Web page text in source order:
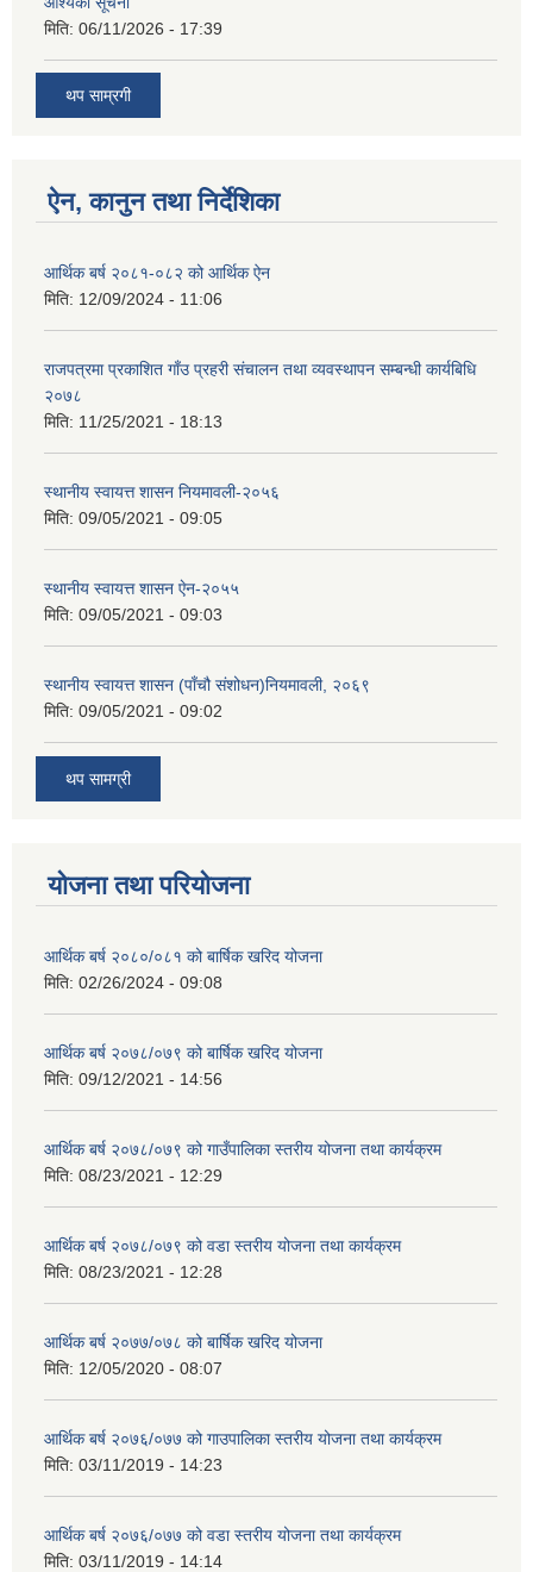
मिति: 06/11/2026 - 17:39
थप साम्रगी
ऐन, कानुन तथा निर्देशिका
आर्थिक बर्ष २०८१-०८२ को आर्थिक ऐन
मिति: 12/09/2024 - 11:06
राजपत्रमा प्रकाशित गाँउ प्रहरी संचालन तथा व्यवस्थापन सम्बन्धी कार्यबिधि
२०७८
मिति: 11/25/2021 - 18:13
स्थानीय स्वायत्त शासन नियमावली-२०५६
मिति: 09/05/2021 - 09:05
स्थानीय स्वायत्त शासन ए‍ेन-२०५५
मिति: 09/05/2021 - 09:03
स्थानीय स्वायत्त शासन (पाँचौ संशोधन)नियमावली, २०६९
मिति: 09/05/2021 - 09:02
थप सामग्री
योजना तथा परियोजना
आर्थिक बर्ष २०८०/०८१ को बार्षिक खरिद योजना
मिति: 02/26/2024 - 09:08
आर्थिक बर्ष २०७८/०७९ को बार्षिक खरिद योजना
मिति: 09/12/2021 - 14:56
आर्थिक बर्ष २०७८/०७९ को गाउँपालिका स्तरीय योजना तथा कार्यक्रम
मिति: 08/23/2021 - 12:29
आर्थिक बर्ष २०७८/०७९ को वडा स्तरीय योजना तथा कार्यक्रम
मिति: 08/23/2021 - 12:28
आर्थिक बर्ष २०७७/०७८ को बार्षिक खरिद योजना
मिति: 12/05/2020 - 08:07
आर्थिक बर्ष २०७६/०७७ को गाउपालिका स्तरीय योजना तथा कार्यक्रम
मिति: 03/11/2019 - 14:23
आर्थिक बर्ष २०७६/०७७ को वडा स्तरीय योजना तथा कार्यक्रम
मिति: 03/11/2019 - 14:14